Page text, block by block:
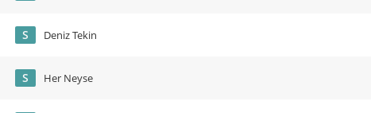
S Deniz Tekin
S Her Neyse